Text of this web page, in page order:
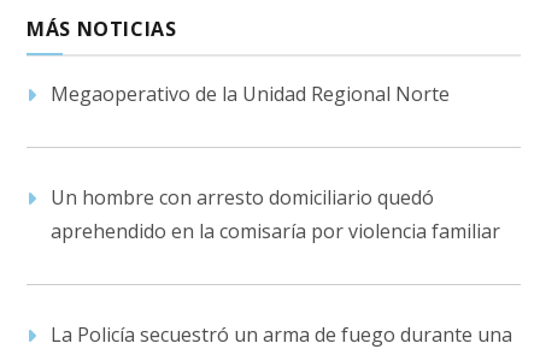
MÁS NOTICIAS
Megaoperativo de la Unidad Regional Norte
Un hombre con arresto domiciliario quedó
aprehendido en la comisaría por violencia familiar
La Policía secuestró un arma de fuego durante una